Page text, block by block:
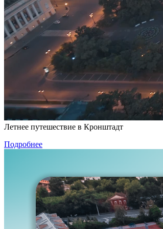
Летнее путешествие в Кронштадт
Подробнее